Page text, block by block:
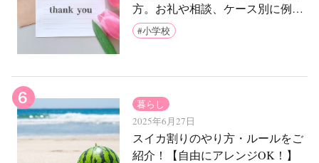
方。お礼や相談、ケース別に例文
をご紹介
小学校
暮らし
2025年6月27日
スイカ割りのやり方・ルールをご
紹介！【自由にアレンジOK！】